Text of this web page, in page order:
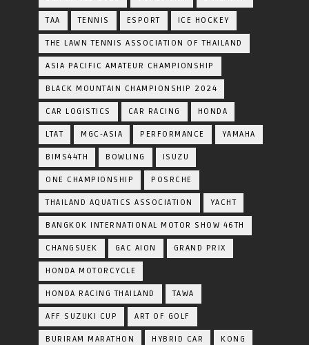
TAA TENNIS ESPORT ICE HOCKEY
THE LAWN TENNIS ASSOCIATION OF THAILAND
ASIA PACIFIC AMATEUR CHAMPIONSHIP
BLACK MOUNTAIN CHAMPIONSHIP 2024
CAR LOGISTICS CAR RACING HONDA
LTAT MGC-ASIA PERFORMANCE YAMAHA
BIMS44TH BOWLING ISUZU
ONE CHAMPIONSHIP POSRCHE
THAILAND AQUATICS ASSOCIATION YACHT
BANGKOK INTERNATIONAL MOTOR SHOW 46TH
CHANGSUEK GAC AION GRAND PRIX
HONDA MOTORCYCLE
HONDA RACING THAILAND TAWA
AFF SUZUKI CUP ART OF GOLF
BURIRAM MARATHON HYBRID CAR KONG